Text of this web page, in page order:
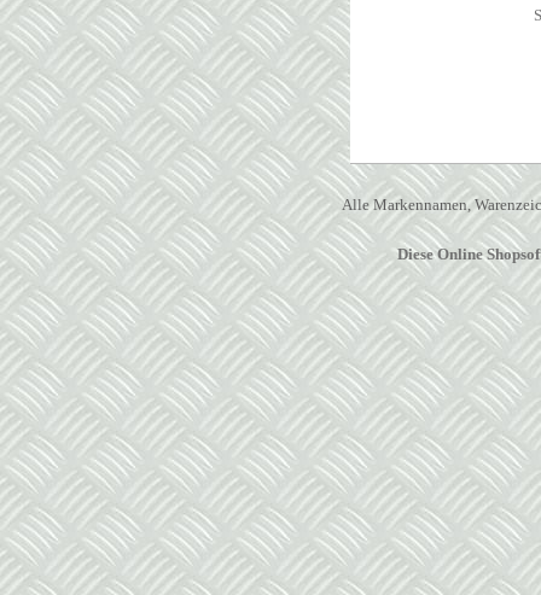
Alle Markennamen,
Diese Online